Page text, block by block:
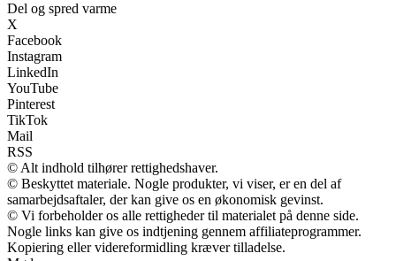
Del og spred varme
X
Facebook
Instagram
LinkedIn
YouTube
Pinterest
TikTok
Mail
RSS
© Alt indhold tilhører rettighedshaver.
© Beskyttet materiale. Nogle produkter, vi viser, er en del af
samarbejdsaftaler, der kan give os en økonomisk gevinst.
© Vi forbeholder os alle rettigheder til materialet på denne side.
Nogle links kan give os indtjening gennem affiliateprogrammer.
Kopiering eller videreformidling kræver tilladelse.